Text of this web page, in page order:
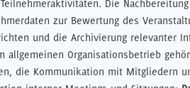
Die
zur Bewertung des
und die Archivierung relevanter
allgemeinen Organisationsbetrieb
die Kommunikation mit Mitgliedern